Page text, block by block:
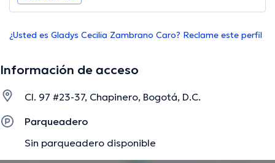
¿Usted es Gladys Cecilia Zambrano Caro? Reclame este perfil
Información de acceso
Cl. 97 #23-37, Chapinero, Bogotá, D.C.
Parqueadero
Sin parqueadero disponible